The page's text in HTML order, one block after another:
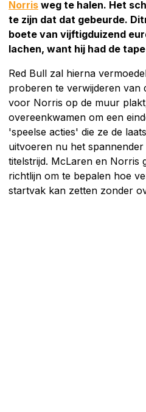
Norris weg te halen. Het
te zijn dat dat gebeurde.
boete van vijftigduizend
lachen, want hij had de
Red Bull zal hierna
proberen te verwijderen van
voor Norris op de muur
overeenkwamen om een
'speelse acties' die ze de
uitvoeren nu het
titelstrijd. McLaren en Norris
richtlijn om te bepalen hoe
startvak kan zetten zonder